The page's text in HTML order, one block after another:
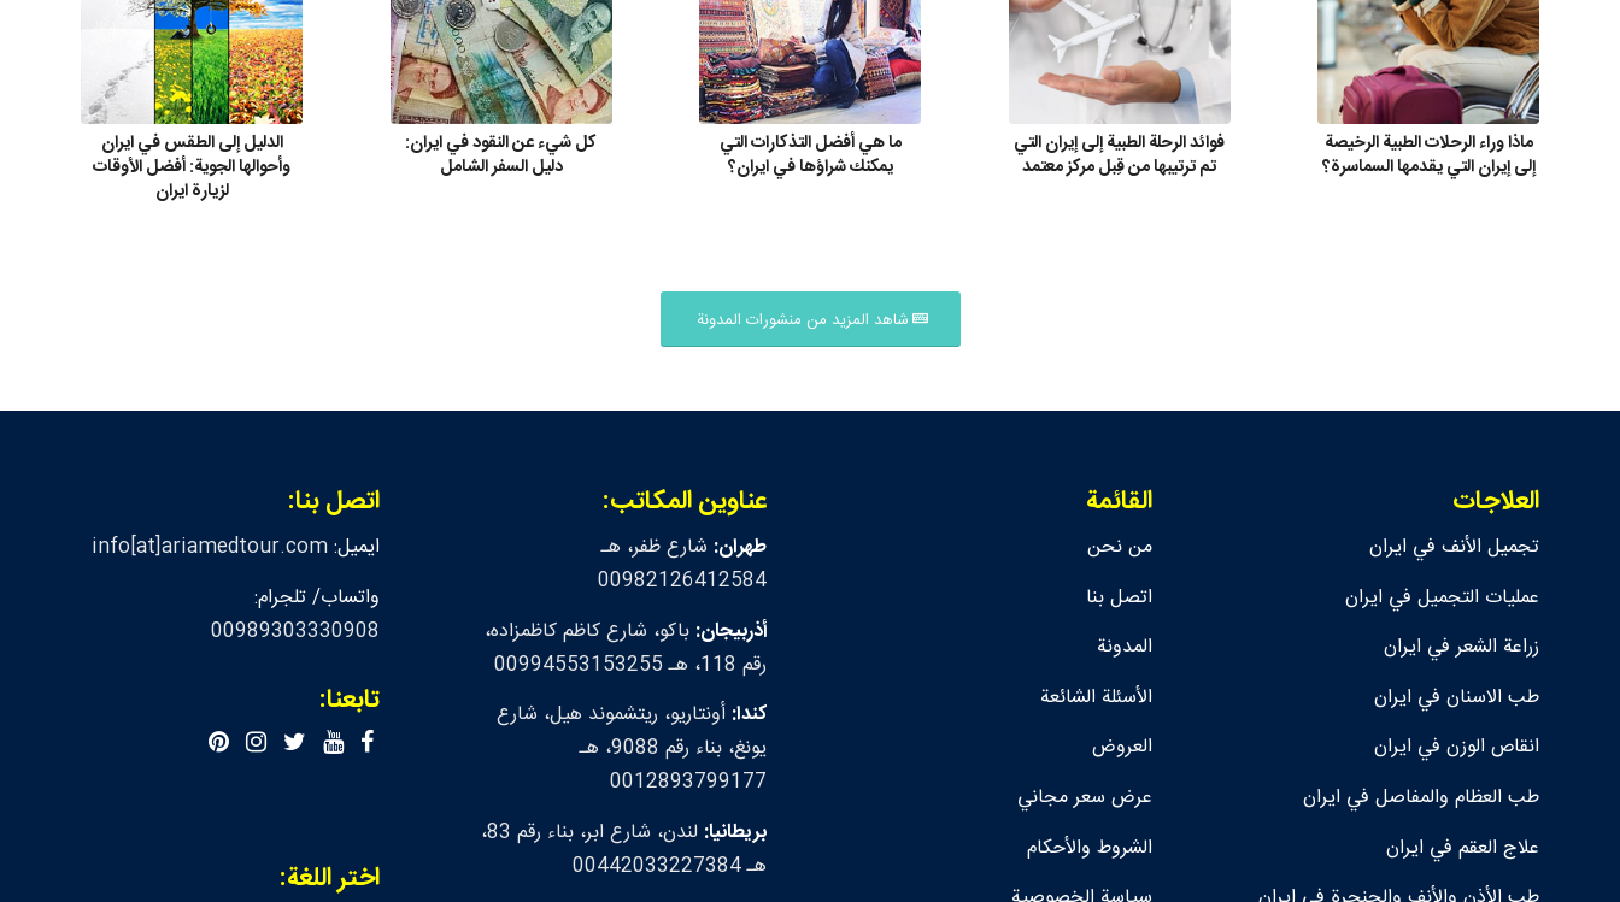
ماذا وراء الرحلات الطبية الرخيصة
إلى إيران التي يقدمها السماسرة؟
فوائد الرحلة الطبية إلى إيران التي
تم ترتيبها من قِبل مركز معتمد
ما هي أفضل التذكارات التي
يمكنك شراؤها في ايران؟
كل شيء عن النقود في ايران:
دليل السفر الشامل
الدليل إلى الطقس في ايران
وأحوالها الجوية: أفضل الأوقات
لزيارة ايران
شاهد المزيد من منشورات المدونة
العلاجات
تجمیل الأنف في ايران
عمليات التجميل في ايران
زراعة الشعر في ايران
طب الاسنان في ايران
انقاص الوزن في ايران
طب العظام والمفاصل في ايران
علاج العقم في ايران
القائمة
من نحن
اتصل بنا
المدونة
الأسئلة الشائعة
العروض
عرض سعر مجاني
الشروط والأحكام
عناوين المكاتب:
طهران: شارع ظفر، هـ
00982126412584
أذربيجان: باكو، شارع كاظم كاظمزاده،
رقم 118، هـ 00994553153255
كندا: أونتاريو، ريتشموند هيل، شارع
يونغ، بناء رقم 9088، هـ
0012893799177
بريطانيا:
لندن، شارع ابر، بناء رقم 83،
هـ 00442033227384
اتصل بنا:
ايميل:info[at]ariamedtour.com
واتساب/ تلجرام:
00989303330908
تابعنا:
اختر اللغة: